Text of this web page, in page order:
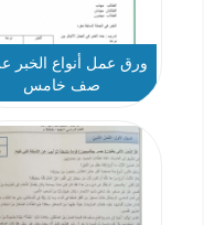
ورق عمل أنواع الخبر
صف خامس